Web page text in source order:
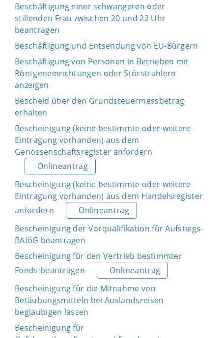
Beschäftigung einer schwangeren oder
stillenden Frau zwischen 20 und 22 Uhr
beantragen
Beschäftigung und Entsendung von EU-Bürgern
Beschäftigung von Personen in Betrieben mit
Röntgeneinrichtungen oder Störstrahlern
anzeigen
Bescheid über den Grundsteuermessbetrag
erhalten
Bescheinigung (keine bestimmte oder weitere
Eintragung vorhanden) aus dem
Genossenschaftsregister anfordern
Onlineantrag
Bescheinigung (keine bestimmte oder weitere
Eintragung vorhanden) aus dem Handelsregister
anfordern
Onlineantrag
Bescheinigung der Vorqualifikation für Aufstiegs-
BAföG beantragen
Bescheinigung für den Vertrieb bestimmter
Fonds beantragen
Onlineantrag
Bescheinigung für die Mitnahme von
Betäubungsmitteln bei Auslandsreisen
beglaubigen lassen
Bescheinigung für